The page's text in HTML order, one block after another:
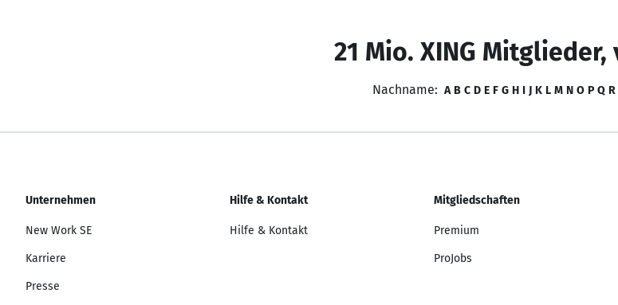
21 Mio. XING Mitglieder,
Nachname: A B C D E F G H I J K L M N O P Q R
Unternehmen
New Work SE
Karriere
Presse
Hilfe & Kontakt
Hilfe & Kontakt
Mitgliedschaften
Premium
ProJobs